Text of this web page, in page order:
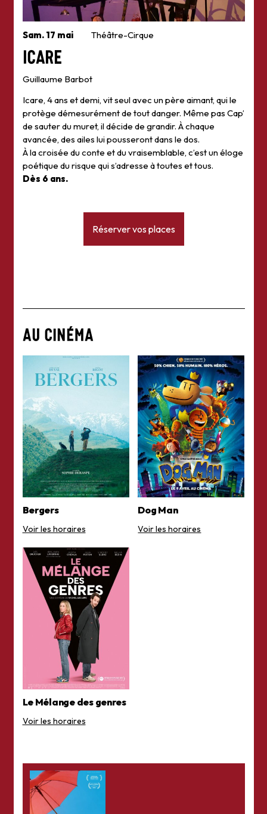
Sam. 17 mai Théâtre-Cirque
Icare
Guillaume Barbot
Icare, 4 ans et demi, vit seul avec un père aimant, qui le
protège démesurément de tout danger. Même pas Cap’
de sauter du muret, il décide de grandir. À chaque
avancée, des ailes lui pousseront dans le dos.
À la croisée du conte et du vraisemblable, c’est un éloge
poétique du risque qui s’adresse à toutes et tous.
Dès 6 ans.
Réserver vos places
AU CINÉMA
Bergers
Voir les horaires
Dog Man
Voir les horaires
Le Mélange des genres
Voir les horaires